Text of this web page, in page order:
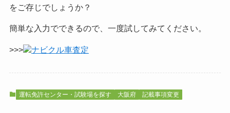
をご存じでしょうか？
簡単な入力でできるので、一度試してみてください。
>>> ナビクル車査定
運転免許センター・試験場を探す 大阪府 記載事項変更